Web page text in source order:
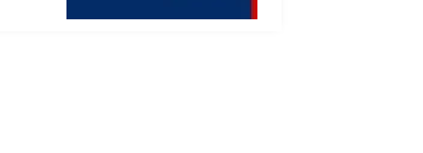
HOSPITAL VETERINÁRIO 24H EM